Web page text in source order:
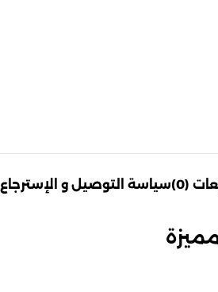
(0) سياسة التوصيل و الإسترجاع